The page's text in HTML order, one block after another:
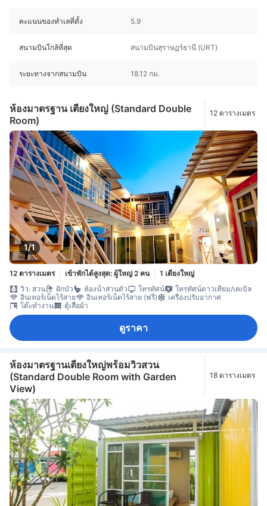
คะแนนของทำเลที่ตั้ง 5.9
สนามบินใกล้ที่สุด สนามบินสุราษฏร์ธานี (URT)
ระยะทางจากสนามบิน 18.12 กม.
ห้องมาตรฐาน เตียงใหญ่ (Standard Double
Room)
12 ตารางเมตร
1/1
12 ตารางเมตร เข้าพักได้สูงสุด: ผู้ใหญ่ 2 คน
1 เตียงใหญ่
วิว: สวน
ฝักบัว ห้องน้ำส่วนตัว โทรทัศน์
โทรทัศน์ดาวเทียม/เคเบิล
อินเทอร์เน็ตไร้สาย
อินเทอร์เน็ตไร้สาย (ฟรี)
เครื่องปรับอากาศ
โต๊ะทำงาน
ตู้เสื้อผ้า
ดูราคา
ห้องมาตรฐานเตียงใหญ่พร้อมวิวสวน
(Standard Double Room with Garden
View)
18 ตารางเมตร